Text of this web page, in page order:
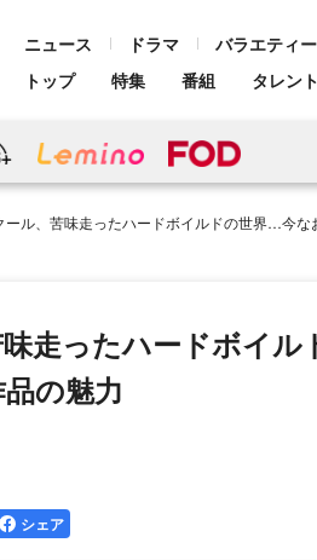
ニュース ドラマ バラエティー
トップ
特集 番組 タレント
、苦味走ったハードボイルドの世界…今なお色褪せない“石原プ
走ったハードボイ
の魅力
シェア